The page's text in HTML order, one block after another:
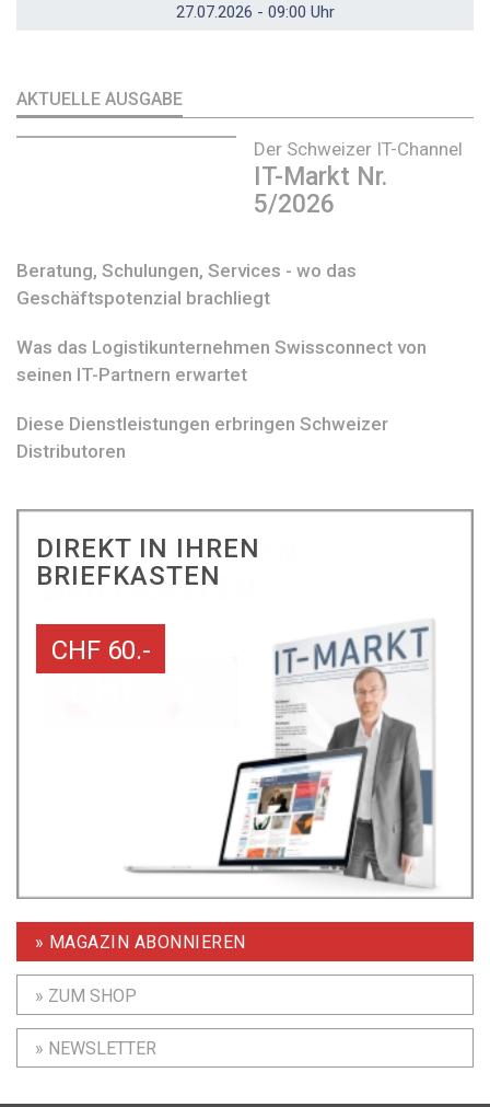
27.07.2026 - 09:00 Uhr
AKTUELLE AUSGABE
Der Schweizer IT-Channel
IT-Markt Nr.
5/2026
Beratung, Schulungen, Services - wo das
Geschäftspotenzial brachliegt
Was das Logistikunternehmen Swissconnect von
seinen IT-Partnern erwartet
Diese Dienstleistungen erbringen Schweizer
Distributoren
DIREKT IN IHREN
BRIEFKASTEN
CHF 60.-
» MAGAZIN ABONNIEREN
» ZUM SHOP
» NEWSLETTER